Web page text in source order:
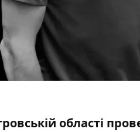
області